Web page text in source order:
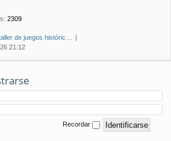
: 2309
de juegos históric…
21:12
Recordar